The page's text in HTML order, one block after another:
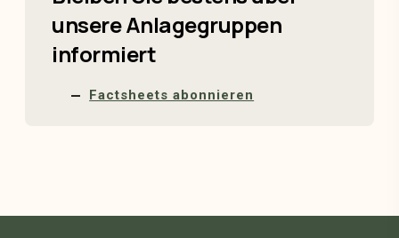
unsere Anlagegruppen
informiert
Factsheets abonnieren